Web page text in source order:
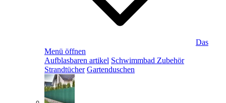
Das
Menü öffnen
Aufblasbaren artikel Schwimmbad Zubehör
Strandtücher Gartenduschen